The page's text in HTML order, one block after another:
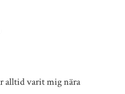
alltid varit mig nära